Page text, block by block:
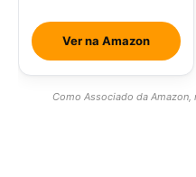
Ver na Amazon
Como Associado da